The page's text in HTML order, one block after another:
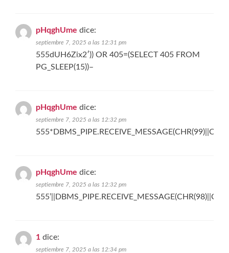
pHqghUme dice:
septiembre 7, 2025 a las 12:31 pm
555dUH6Zix2′)) OR 405=(SELECT 405 FROM
PG_SLEEP(15))–
pHqghUme dice:
septiembre 7, 2025 a las 12:32 pm
pHqghUme dice:
septiembre 7, 2025 a las 12:32 pm
1 dice:
septiembre 7, 2025 a las 12:34 pm